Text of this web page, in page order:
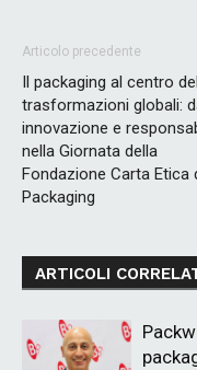
Articolo precedente
Il packaging al centro
trasformazioni globali:
innovazione e
nella Giornata della
Fondazione Carta Etica
Packaging
ARTICOLI